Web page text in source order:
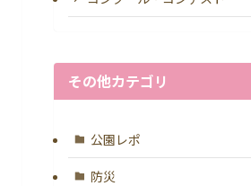
その他カテゴリ
公園レポ
防災